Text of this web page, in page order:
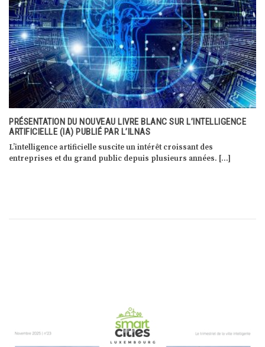
LA TRANSFORMATION DIGITALE AU SERVICE DU CITOYEN
Lors d’une conférence de presse le 24 juin 2019, Marc Hansen,
ministre délégué à la […]